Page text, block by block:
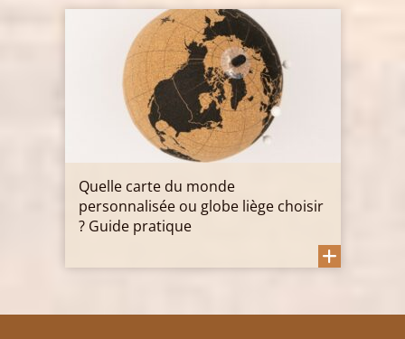
Quelle carte du monde
personnalisée ou globe liège choisir
? Guide pratique